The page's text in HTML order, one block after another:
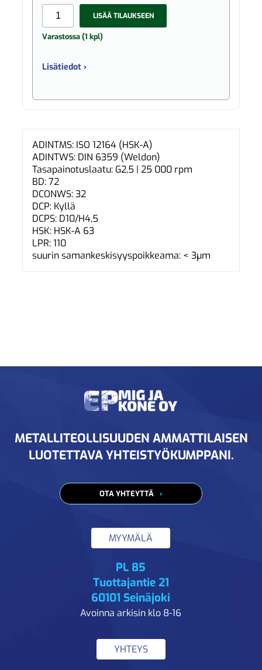
LISÄÄ TILAUKSEEN
Varastossa (1 kpl)
Lisätiedot ›
ADINTMS: ISO 12164 (HSK-A)
ADINTWS: DIN 6359 (Weldon)
Tasapainotuslaatu: G2,5 | 25 000 rpm
BD: 72
DCONWS: 32
DCP: Kyllä
DCPS: D10/H4,5
HSK: HSK-A 63
LPR: 110
suurin samankeskisyyspoikkeama: < 3µm
METALLITEOLLISUUDEN AMMATTILAISEN
LUOTETTAVA YHTEISTYÖKUMPPANI.
OTA YHTEYTTÄ
MYYMÄLÄ
PL 85
Tuottajantie 21
60101 Seinäjoki
Avoinna arkisin klo 8-16
YHTEYS